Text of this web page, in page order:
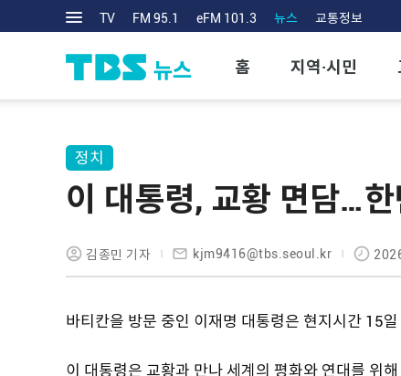
TV FM 95.1 eFM 101.3 뉴스 교통정보
홈 지역·시민
정치
이 대통령, 교황 면담…
김종민 기자 kjm9416@tbs.seoul.kr
바티칸을 방문 중인 이재명 대통령은 현지시간 15
이 대통령은 교황과 만나 세계의 평화와 연대를 위